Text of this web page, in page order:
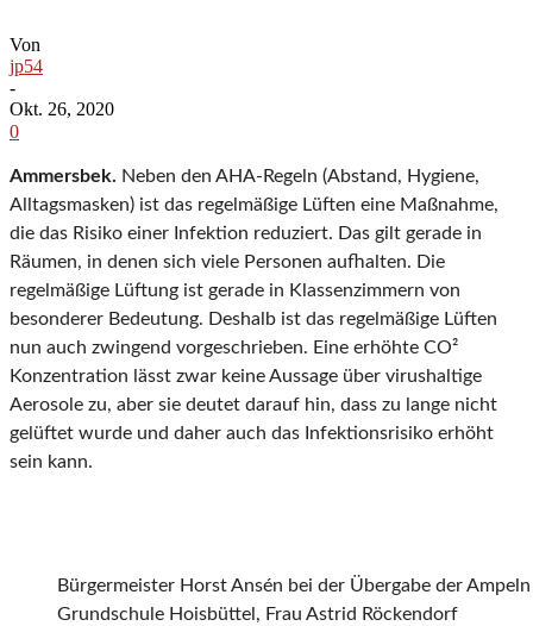
Von
jp54
-
Okt. 26, 2020
0
Ammersbek. Neben den AHA-Regeln (Abstand, Hygiene,
Alltagsmasken) ist das regelmäßige Lüften eine Maßnahme,
die das Risiko einer Infektion reduziert. Das gilt gerade in
Räumen, in denen sich viele Personen aufhalten. Die
regelmäßige Lüftung ist gerade in Klassenzimmern von
besonderer Bedeutung. Deshalb ist das regelmäßige Lüften
nun auch zwingend vorgeschrieben. Eine erhöhte CO²
Konzentration lässt zwar keine Aussage über virushaltige
Aerosole zu, aber sie deutet darauf hin, dass zu lange nicht
gelüftet wurde und daher auch das Infektionsrisiko erhöht
sein kann.
Bürgermeister Horst Ansén bei der Übergabe der
Grundschule Hoisbüttel, Frau Astrid Röckendorf